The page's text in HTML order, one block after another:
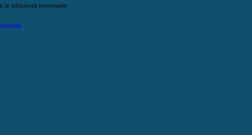
le istruzioni necessarie.